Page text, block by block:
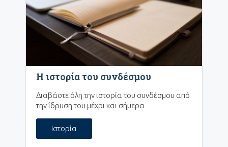
Η ιστορία του συνδέσμου
Διαβάστε όλη την ιστορία του συνδέσμου από
την ίδρυση του μέχρι και σήμερα
Ιστορία